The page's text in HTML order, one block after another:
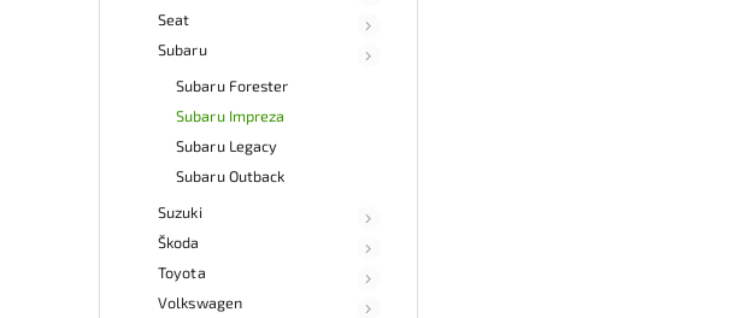
Seat
Subaru
Subaru Forester
Subaru Impreza
Subaru Legacy
Subaru Outback
Suzuki
Škoda
Toyota
Volkswagen